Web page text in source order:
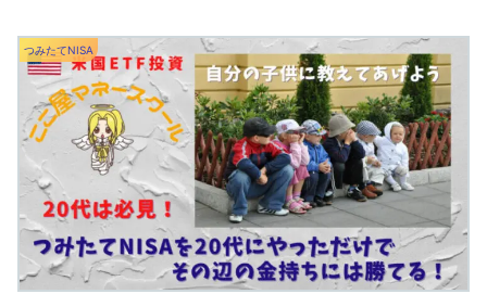
つみたてNISA